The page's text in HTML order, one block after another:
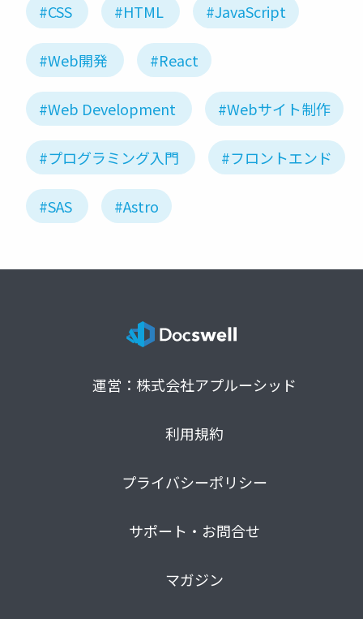
#CSS #HTML #JavaScript
#Web開発 #React
#Web Development #Webサイト制作
#プログラミング入門 #フロントエンド
#SAS #Astro
運営：株式会社アプルーシッド
利用規約
プライバシーポリシー
サポート・お問合せ
マガジン